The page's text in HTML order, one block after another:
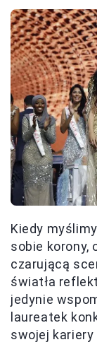
Kiedy
sobie korony,
czarującą
światła
jedynie
laureatek
swojej